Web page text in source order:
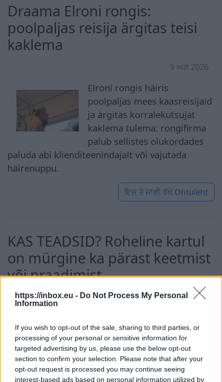
https://inbox.eu - Do Not Process My Personal
Information
If you wish to opt-out of the sale, sharing to third parties, or
processing of your personal or sensitive information for
targeted advertising by us, please use the below opt-out
section to confirm your selection. Please note that after your
opt-out request is processed you may continue seeing
interest-based ads based on personal information utilized by
Draama Elroni rongis:
poolpaljas reisija ärgitas teisi
kaklema
9 ਅਗ 2026
Elroni rongis häiris
poolpaljas mees kaasreisijaid
ja ärgitas korralekutsujat
kaklema tulema: rongifirma
palub sellistes olukordades
paluda abi klienditeenindajalt või vajutada
häirenuppu.
ਇਸ ਤੇ ਜਾਰੀ ਰੱਖੋ Ohtuleht
KAS TEADSID? Roheline kartul
on mürgine ka pärast keetmist
või praadimist
8 ਅਗ 2026
ja õhu toimel juba paari
päeva jooksul mürgine aine
solaniin, mis ärritab
närvisüsteemi ja tekitab